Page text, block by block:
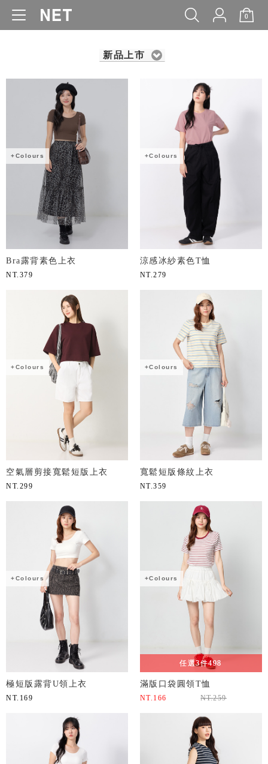
0
WOMEN MEN KIDS BABY
新品上市
+Colours
Bra露背素色上衣
NT. 379
+Colours
涼感冰紗素色T恤
NT.279
+Colours
空氣層剪接寬鬆短版上衣
NT. 299
+Colours
寬鬆短版條紋上衣
NT.359
+Colours
極短版露背U領上衣
NT. 169
+Colours
任選3件498
滿版口袋圓領T恤
NT. 166 NT.259